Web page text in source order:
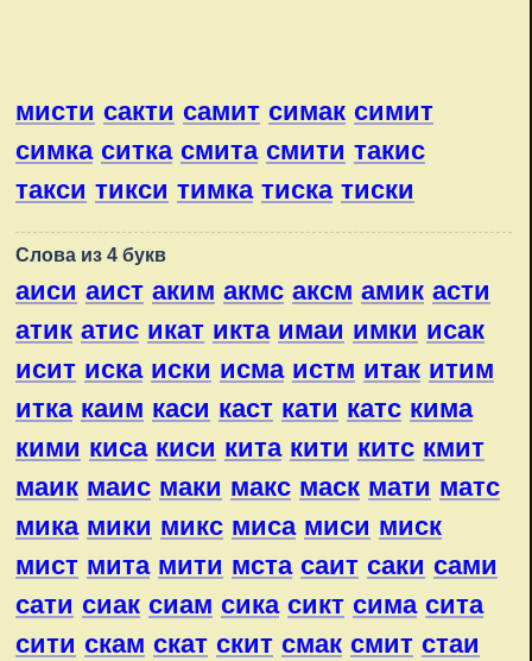
мисти сакти самит симак симит
симка ситка смита смити такис
такси тикси тимка тиска тиски
Слова из 4 букв
аиси аист аким акмс аксм амик асти
атик атис икат икта имаи имки исак
исит иска иски исма истм итак итим
итка каим каси каст кати катс кима
кими киса киси кита кити китс кмит
маик маис маки макс маск мати матс
мика мики микс миса миси миск
мист мита мити мста саит саки сами
сати сиак сиам сика сикт сима сита
сити скам скат скит смак смит стаи